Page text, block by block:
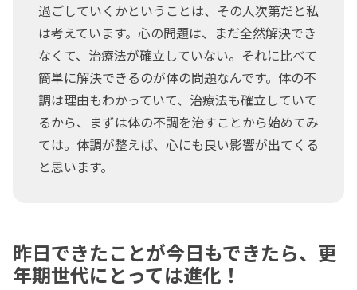
過ごしていくかということは、その人次第だと私
は考えています。心の問題は、まだ全然解決でき
なくて、治療法が確立していない。それに比べて
簡単に解決できるのが体の問題なんです。体の不
調は理由もわかっていて、治療法も確立していて
るから、まずは体の不調を治すことから始めてみ
ては。体調が整えば、心にも良い影響が出てくる
と思います。
昨日できたことが今日もできたら、更
年期世代にとっては進化！